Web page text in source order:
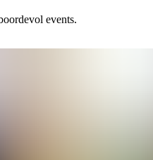
events.